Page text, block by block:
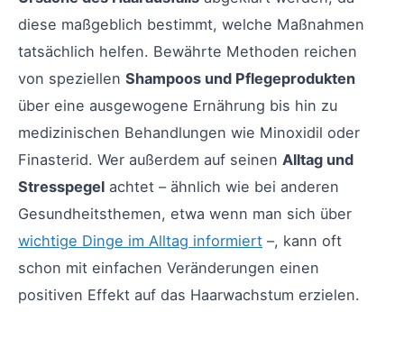
diese maßgeblich bestimmt, welche Maßnahmen
tatsächlich helfen. Bewährte Methoden reichen
von speziellen Shampoos und Pflegeprodukten
über eine ausgewogene Ernährung bis hin zu
medizinischen Behandlungen wie Minoxidil oder
Finasterid. Wer außerdem auf seinen Alltag und
Stresspegel achtet – ähnlich wie bei anderen
Gesundheitsthemen, etwa wenn man sich über
wichtige Dinge im Alltag informiert –, kann oft
schon mit einfachen Veränderungen einen
positiven Effekt auf das Haarwachstum erzielen.